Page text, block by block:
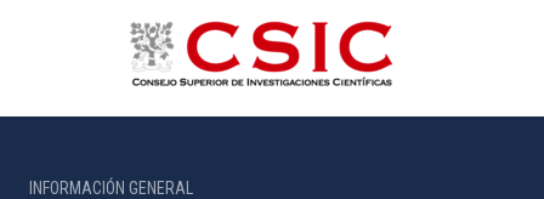
INFORMACIÓN GENERAL